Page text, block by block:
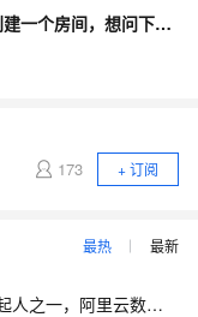
mPaaS音视频通话业务可能会一笔订单就创建一个房间，想问下这个房间会在什么时候销毁？
173 + 订阅
最热 最新
【大咖问答】对话PostgreSQL 中国社区发起人之一，阿里云数据库高级专家 德哥